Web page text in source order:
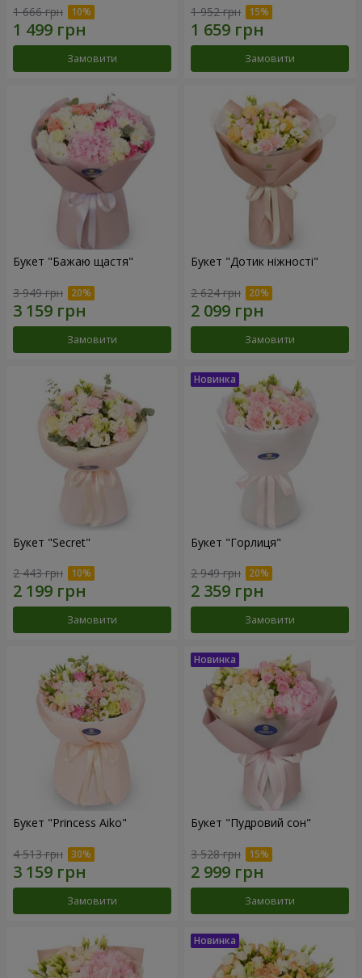
1 666 грн
Замовити
1 952 грн
Замовити
Букет "Бажаю щастя"
3 949 грн
Замовити
Букет "Дотик ніжності"
2 624 грн
Замовити
Букет "Secret"
2 443 грн
Замовити
Букет "Горлиця"
2 949 грн
Замовити
Букет "Princess Aiko"
4 513 грн
Замовити
Букет "Пудровий сон"
3 528 грн
Замовити